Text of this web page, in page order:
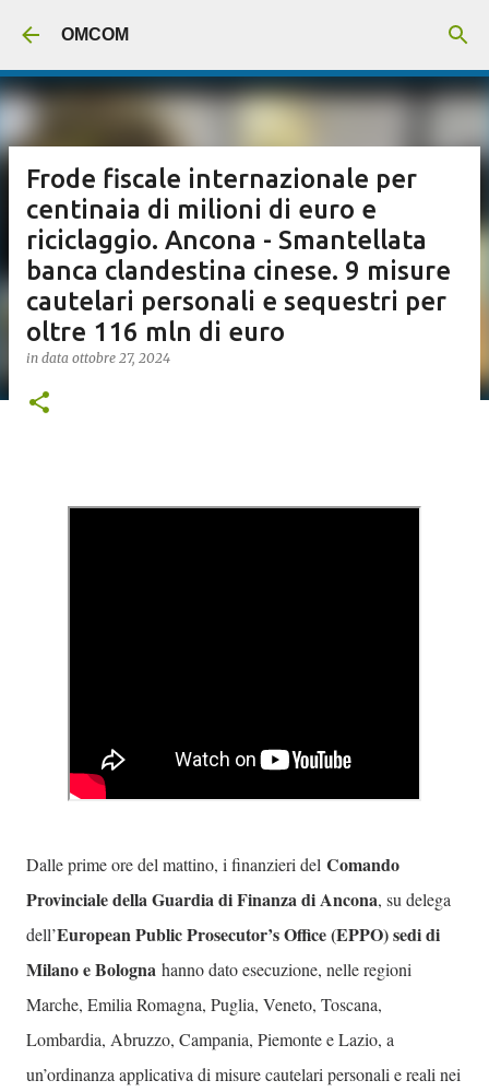
OMCOM
Frode fiscale internazionale per
centinaia di milioni di euro e
riciclaggio. Ancona - Smantellata
banca clandestina cinese. 9 misure
cautelari personali e sequestri per
oltre 116 mln di euro
in data ottobre 27, 2024
Dalle prime ore del mattino, i finanzieri del Comando
Provinciale della Guardia di Finanza di Ancona, su delega
dell’European Public Prosecutor’s Office (EPPO) sedi di
Milano e Bologna hanno dato esecuzione, nelle regioni
Marche, Emilia Romagna, Puglia, Veneto, Toscana,
Lombardia, Abruzzo, Campania, Piemonte e Lazio, a
un’ordinanza applicativa di misure cautelari personali e reali nei